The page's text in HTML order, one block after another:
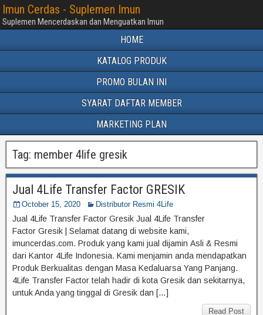
Imun Cerdas - Suplemen Imun
Suplemen Mencerdaskan dan Menguatkan Imun
HOME
KATALOG PRODUK
PROMO BULAN INI
SYARAT DAFTAR MEMBER
MARKETING PLAN
Tag: member 4life gresik
Jual 4Life Transfer Factor GRESIK
October 15, 2020 Distributor Resmi 4Life
Jual 4Life Transfer Factor Gresik Jual 4Life Transfer
Factor Gresik | Selamat datang di website kami,
imuncerdas.com. Produk yang kami jual dijamin Asli & Resmi
dari Kantor 4Life Indonesia. Kami menjamin anda mendapatkan
Produk Berkualitas dengan Masa Kedaluarsa Yang Panjang.
4Life Transfer Factor telah hadir di kota Gresik dan sekitarnya,
untuk Anda yang tinggal di Gresik dan […]
Read Post